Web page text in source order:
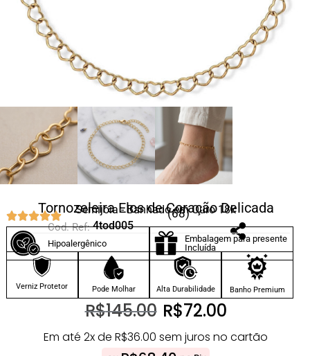
Tornozeleira Elos de Coração Delicada
Semijoia - Banhado em Ouro 18k
(68)
Cod. Ref: 4tod005
Hipoalergênico
Embalagem para presente
Incluída
Verniz Protetor Pode Molhar Alta Durabilidade Banho Premium
R$145.00 R$72.00
Em até 2x de R$36.00 sem juros no cartão